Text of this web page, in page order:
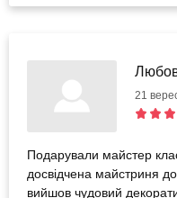
21
Подарували майстер
досвідчена майстриня
вийшов чудовий